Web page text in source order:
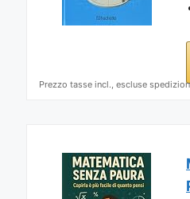
Prezzo tasse incl., escluse